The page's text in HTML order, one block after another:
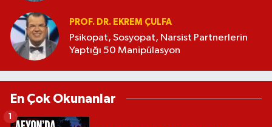
PROF. DR. EKREM ÇULFA
Psikopat, Sosyopat, Narsist Partnerlerin
Yaptığı 50 Manipülasyon
En Çok Okunanlar
1